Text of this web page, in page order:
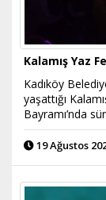
Kalamış Yaz
Kadıköy
yaşattığı
Bayramı’nda
19 Ağustos